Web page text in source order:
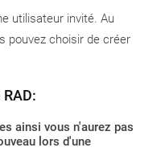
utilisateur invité. Au
pouvez choisir de créer
ainsi vous n'aurez pas
lors d'une